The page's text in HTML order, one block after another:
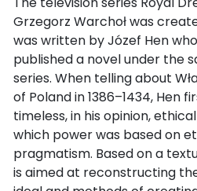
Grzegorz Warchoł was
was written by Józef Hen
published a novel under the
series. When telling about
of Poland in 1386–1434, Hen
timeless, in his opinion,
which power was based on
pragmatism. Based on a
is aimed at reconstructing